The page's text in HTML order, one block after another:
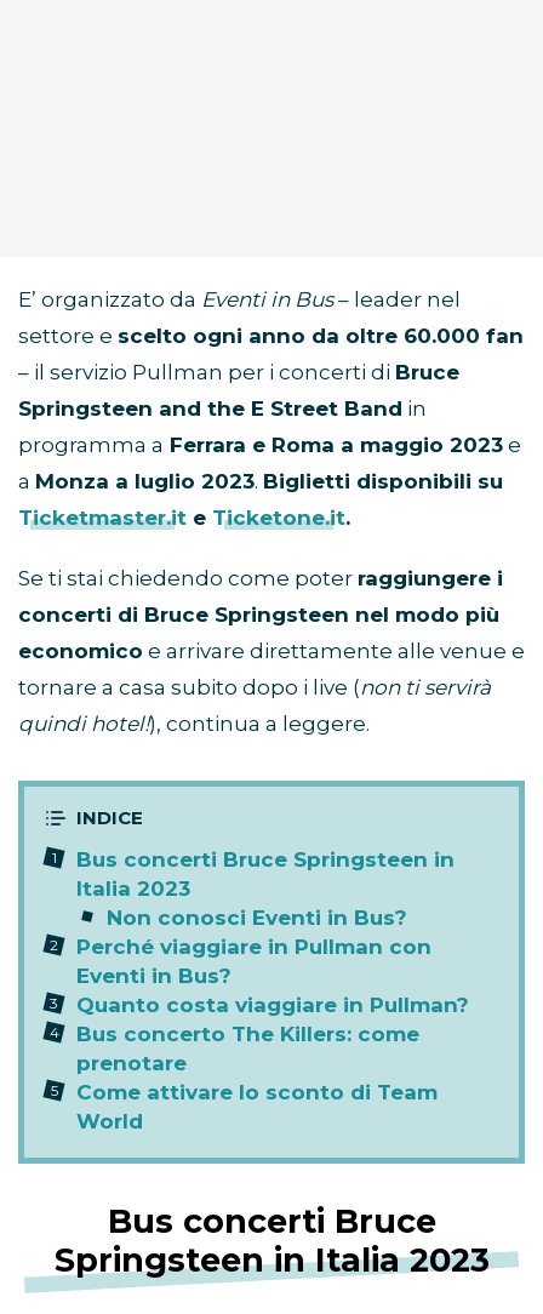
E’ organizzato da Eventi in Bus– leader nel
settore e scelto ogni anno da oltre 60.000 fan
– il servizio Pullman per i concerti di Bruce
Springsteen and the E Street Band in
programma a Ferrara e Roma a maggio 2023 e
a Monza a luglio 2023. Biglietti disponibili su
Ticketmaster.it e Ticketone.it.
Se ti stai chiedendo come poter raggiungere i
concerti di Bruce Springsteen nel modo più
economico e arrivare direttamente alle venue e
tornare a casa subito dopo i live (non ti servirà
quindi hotel!), continua a leggere.
Bus concerti Bruce Springsteen in
Italia 2023
Non conosci Eventi in Bus?
Perché viaggiare in Pullman con
Eventi in Bus?
Quanto costa viaggiare in Pullman?
Bus concerto The Killers: come
prenotare
Come attivare lo sconto di Team
World
Bus concerti Bruce
Springsteen in Italia 2023